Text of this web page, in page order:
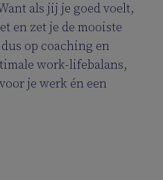
als jij je goed voelt,
en zet je de mooiste
op coaching en
work-lifebalans,
je werk én een